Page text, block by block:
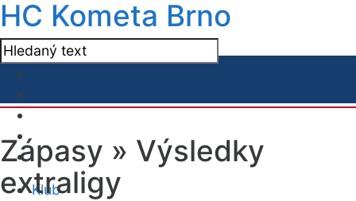
HC Kometa Brno
Klub
Zápasy » Výsledky
extraligy